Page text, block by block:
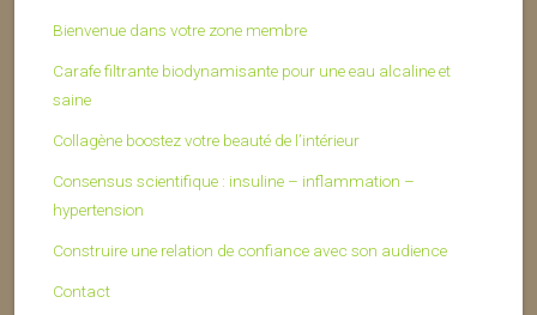
Bienvenue dans votre zone membre
Carafe filtrante biodynamisante pour une eau alcaline et
saine
Collagène boostez votre beauté de l’intérieur
Consensus scientifique : insuline – inflammation –
hypertension
Construire une relation de confiance avec son audience
Contact